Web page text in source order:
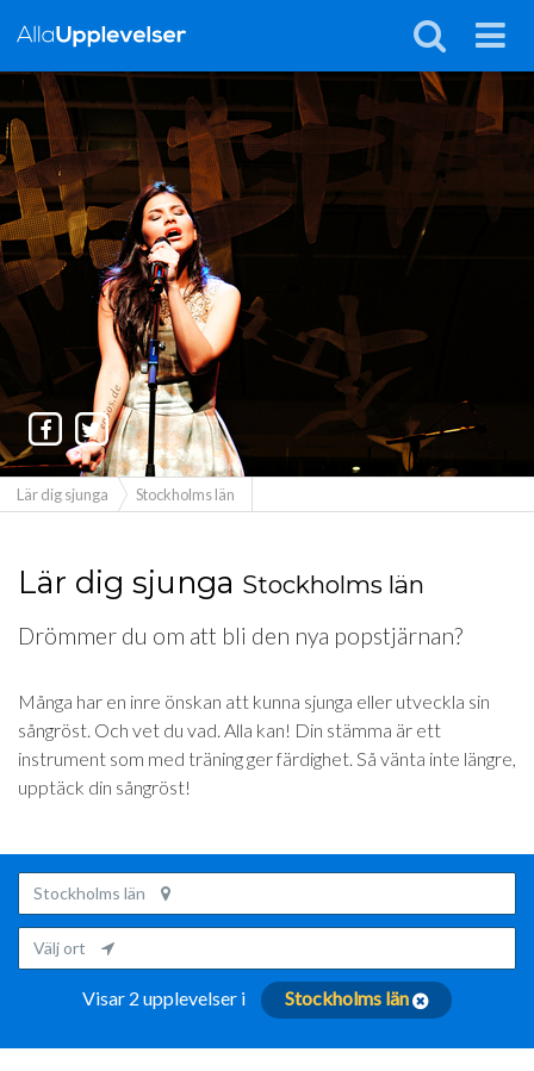
Lär dig sjunga Stockholms län
Lär dig sjunga Stockholms län
Drömmer du om att bli den nya popstjärnan?
Många har en inre önskan att kunna sjunga eller utveckla sin
sångröst. Och vet du vad. Alla kan! Din stämma är ett
instrument som med träning ger färdighet. Så vänta inte längre,
upptäck din sångröst!
Stockholms län
Välj ort
Visar 2 upplevelser i Stockholms län